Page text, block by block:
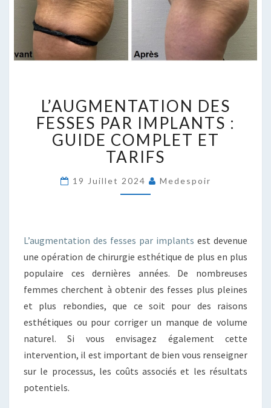
DES
FESSES
PAR
IMPLANTS
:
COMPLET
ET
L’AUGMENTATION DES
FESSES PAR IMPLANTS :
GUIDE COMPLET ET
TARIFS
19 Juillet 2024 Medespoir
L’augmentation des fesses par implants est devenue
une opération de chirurgie esthétique de plus en plus
populaire ces dernières années. De nombreuses
femmes cherchent à obtenir des fesses plus pleines
et plus rebondies, que ce soit pour des raisons
esthétiques ou pour corriger un manque de volume
naturel. Si vous envisagez également cette
intervention, il est important de bien vous renseigner
sur le processus, les coûts associés et les résultats
potentiels.